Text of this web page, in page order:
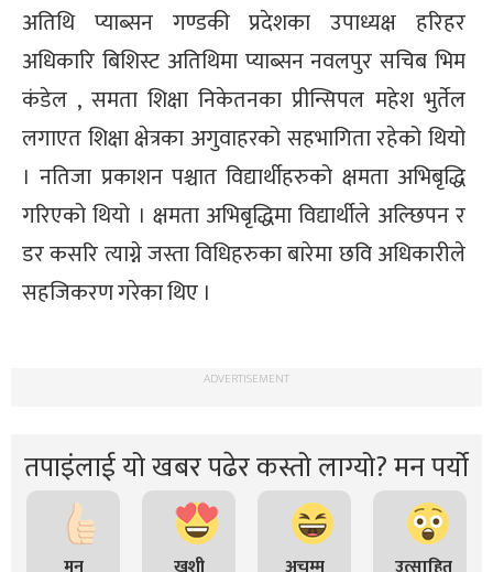
अतिथि प्याब्सन गण्डकी प्रदेशका उपाध्यक्ष हरिहर
अधिकारि बिशिस्ट अतिथिमा प्याब्सन नवलपुर सचिब भिम
कंडेल , समता शिक्षा निकेतनका प्रीन्सिपल महेश भुर्तेल
लगाएत शिक्षा क्षेत्रका अगुवाहरको सहभागिता रहेको थियो
। नतिजा प्रकाशन पश्चात विद्यार्थीहरुको क्षमता अभिबृद्धि
गरिएको थियो । क्षमता अभिबृद्धिमा विद्यार्थीले अल्छिपन र
डर कसरि त्याग्ने जस्ता विधिहरुका बारेमा छवि अधिकारीले
सहजिकरण गरेका थिए ।
ADVERTISEMENT
तपाइंलाई यो खबर पढेर कस्तो लाग्यो? मन पर्यो